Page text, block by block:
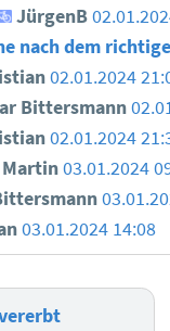
JürgenB
nach dem
02.01.2024
Bittersmann
02.01.2024
Martin03.01.2024
03.01.2024 14:08